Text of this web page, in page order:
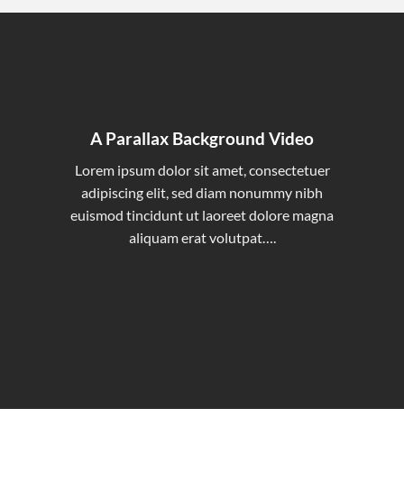
A Parallax Background Video
Lorem ipsum dolor sit amet, consectetuer
adipiscing elit, sed diam nonummy nibh
euismod tincidunt ut laoreet dolore magna
aliquam erat volutpat….